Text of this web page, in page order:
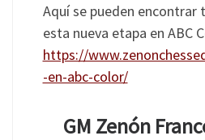
Aquí se pueden encontrar
esta nueva etapa en ABC
https://
-en-abc-color/
GM Zenón